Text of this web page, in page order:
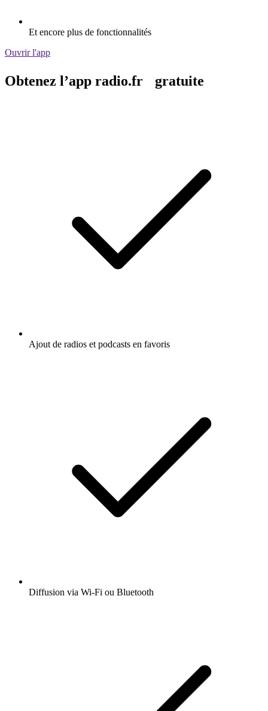
Et encore plus de fonctionnalités
Ouvrir l'app
Obtenez l’app radio.fr gratuite
Ajout de radios et podcasts en favoris
Diffusion via Wi-Fi ou Bluetooth